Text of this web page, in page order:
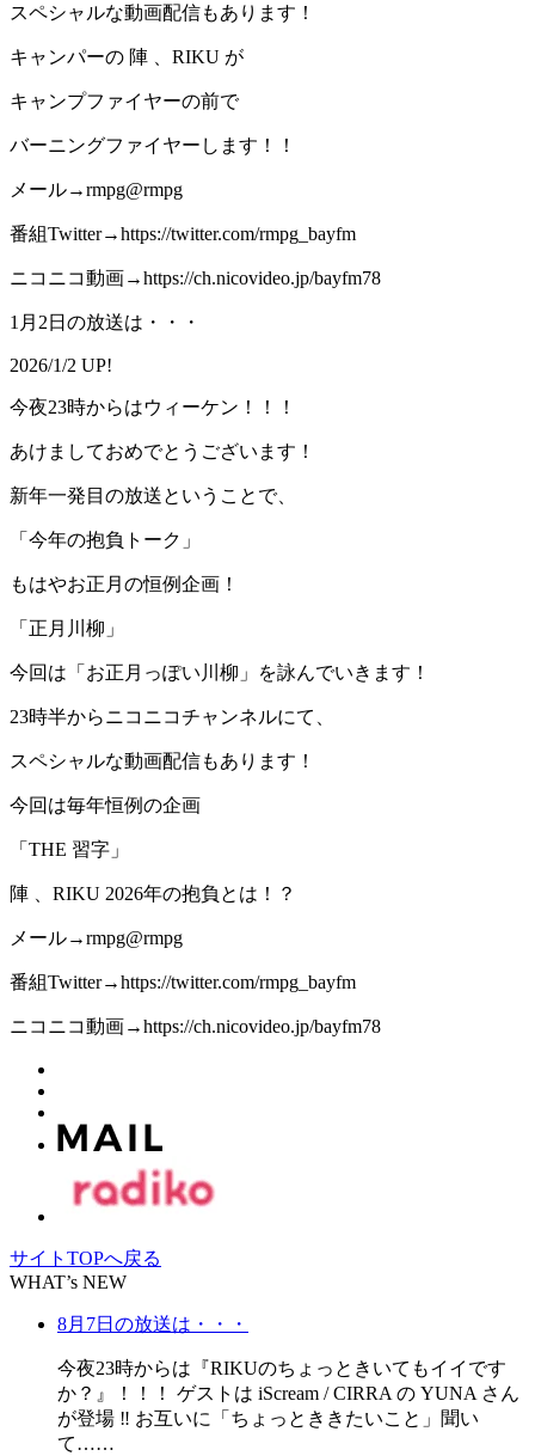
スペシャルな動画配信もあります！
キャンパーの 陣 、RIKU が
キャンプファイヤーの前で
バーニングファイヤーします！！
メール→rmpg@rmpg
番組Twitter→https://twitter.com/rmpg_bayfm
ニコニコ動画→https://ch.nicovideo.jp/bayfm78
1月2日の放送は・・・
2026/1/2 UP!
今夜23時からはウィーケン！！！
あけましておめでとうございます！
新年一発目の放送ということで、
「今年の抱負トーク」
もはやお正月の恒例企画！
「正月川柳」
今回は「お正月っぽい川柳」を詠んでいきます！
23時半からニコニコチャンネルにて、
スペシャルな動画配信もあります！
今回は毎年恒例の企画
「THE 習字」
陣 、RIKU 2026年の抱負とは！？
メール→rmpg@rmpg
番組Twitter→https://twitter.com/rmpg_bayfm
ニコニコ動画→https://ch.nicovideo.jp/bayfm78
サイトTOPへ戻る
WHAT’s NEW
8月7日の放送は・・・
今夜23時からは『RIKUのちょっときいてもイイです
か？』！！！ ゲストは iScream / CIRRA の YUNA さん
が登場 ‼️ お互いに「ちょっとききたいこと」聞い
て……